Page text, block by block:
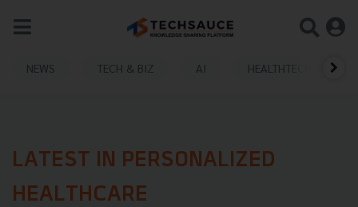
NEWS TECH & BIZ AI HEALTHTECH
LATEST IN PERSONALIZED
HEALTHCARE